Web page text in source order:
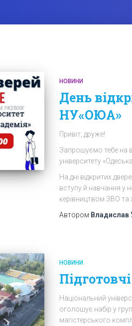
НОВИНИ
День
НУ«ОЮА»
Привіт, друже!
Запрошуємо тебе на
університету
На дні відкритих
вступу й навчання у
керівництвом ЗВО та
Автором Владислав
НОВИНИ
Національний
оголошує набір у
магістерського